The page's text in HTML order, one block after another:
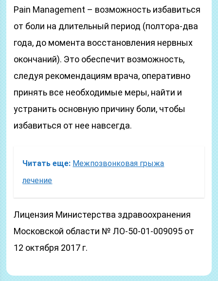
Pain Management – возможность избавиться
от боли на длительный период (полтора-два
года, до момента восстановления нервных
окончаний). Это обеспечит возможность,
следуя рекомендациям врача, оперативно
принять все необходимые меры, найти и
устранить основную причину боли, чтобы
избавиться от нее навсегда.
Читать еще: Межпозвонковая грыжа
лечение
Лицензия Министерства здравоохранения
Московской области № ЛО-50-01-009095 от
12 октября 2017 г.